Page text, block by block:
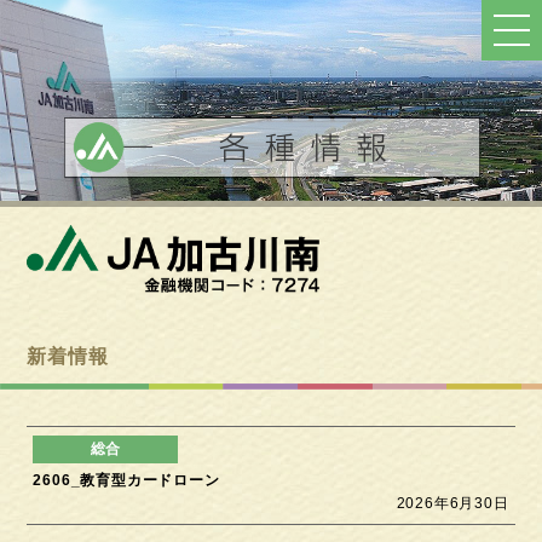
新着情報
2606_教育型カードローン
2026年6月30日